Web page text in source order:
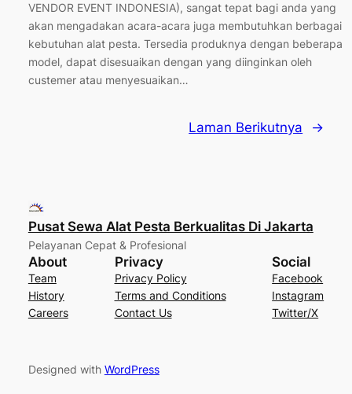
VENDOR EVENT INDONESIA), sangat tepat bagi anda yang
akan mengadakan acara-acara juga membutuhkan berbagai
kebutuhan alat pesta. Tersedia produknya dengan beberapa
model, dapat disesuaikan dengan yang diinginkan oleh
custemer atau menyesuaikan…
Laman Berikutnya →
Pusat Sewa Alat Pesta Berkualitas Di Jakarta
Pelayanan Cepat & Profesional
About
Team
History
Careers
Privacy
Privacy Policy
Terms and Conditions
Contact Us
Social
Facebook
Instagram
Twitter/X
Designed with WordPress